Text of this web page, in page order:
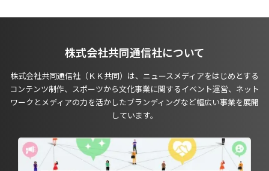
株式会社共同通信社について
株式会社共同通信社（ＫＫ共同）は、ニュースメディアをはじめとする
コンテンツ制作、スポーツから文化事業に関するイベント運営、ネット
ワークとメディアの力を活かしたブランディングなど幅広い事業を展開
しています。